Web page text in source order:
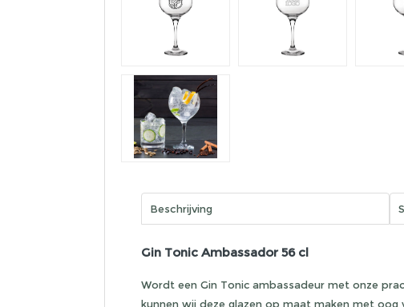
Beschrijving
Gin Tonic Ambassador 56 cl
Wordt een Gin Tonic ambassadeur met onze
kunnen wij deze glazen op maat maken met